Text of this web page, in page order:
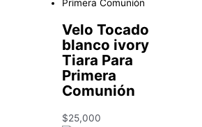
Velo Tocado
blanco ivory
Tiara Para
Primera
Comunión
$25,000